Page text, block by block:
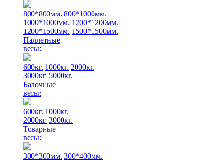
800*800мм. 800*1000мм.
1000*1000мм. 1200*1200мм.
1200*1500мм. 1500*1500мм.
Паллетные
весы:
600кг. 1000кг. 2000кг.
3000кг. 5000кг.
Балочные
весы:
600кг. 1000кг.
2000кг. 3000кг.
Товарные
весы:
300*300мм. 300*400мм.